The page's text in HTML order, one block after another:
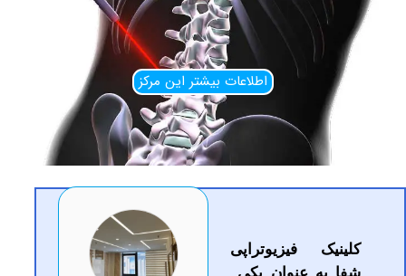
اطلاعات بیشتر این مرکز
فیزیوتراپی